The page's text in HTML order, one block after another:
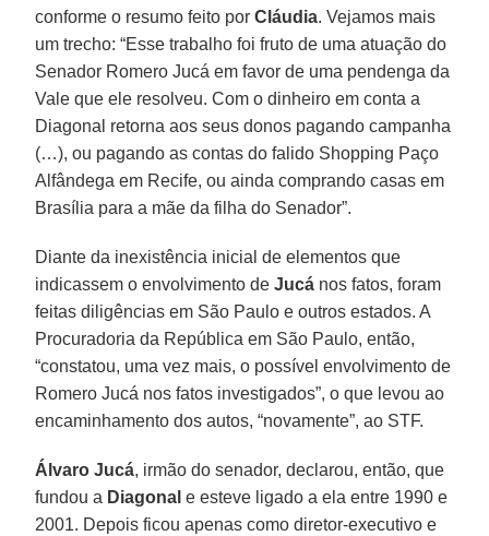
conforme o resumo feito porCláudia. Vejamos mais
um trecho: “Esse trabalho foi fruto de uma atuação do
Senador Romero Jucá em favor de uma pendenga da
Vale que ele resolveu. Com o dinheiro em conta a
Diagonal retorna aos seus donos pagando campanha
(…), ou pagando as contas do falido Shopping Paço
Alfândega em Recife, ou ainda comprando casas em
Brasília para a mãe da filha do Senador”.
Diante da inexistência inicial de elementos que
indicassem o envolvimento deJucá nos fatos, foram
feitas diligências em São Paulo e outros estados. A
Procuradoria da República em São Paulo, então,
“constatou, uma vez mais, o possível envolvimento de
Romero Jucá nos fatos investigados”, o que levou ao
encaminhamento dos autos, “novamente”, ao STF.
Álvaro Jucá, irmão do senador, declarou, então, que
fundou a Diagonal e esteve ligado a ela entre 1990 e
2001. Depois ficou apenas como diretor-executivo e